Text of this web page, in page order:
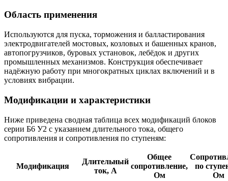
Область применения
Используются для пуска, торможения и балластирования
электродвигателей мостовых, козловых и башенных кранов,
автопогрузчиков, буровых установок, лебёдок и других
промышленных механизмов. Конструкция обеспечивает
надёжную работу при многократных циклах включений и в
условиях вибрации.
Модификации и характеристики
Ниже приведена сводная таблица всех модификаций блоков
серии Б6 У2 с указанием длительного тока, общего
сопротивления и сопротивления по ступеням:
Модификация
Длительный
ток, А
Общее
сопротивление,
Ом
по
Ом